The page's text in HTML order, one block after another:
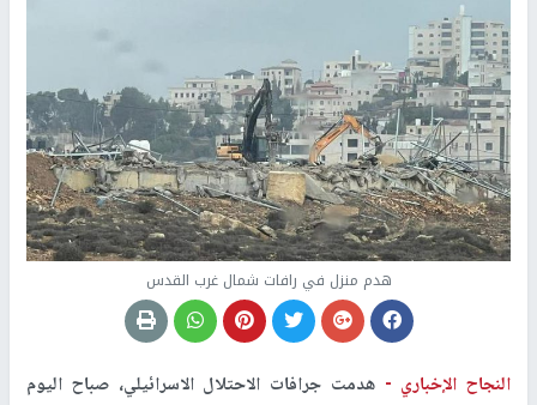
هدم منزل في رافات شمال غرب القدس
النجاح الإخباري -هدمت جرافات الاحتلال الاسرائيلي، صباح اليوم